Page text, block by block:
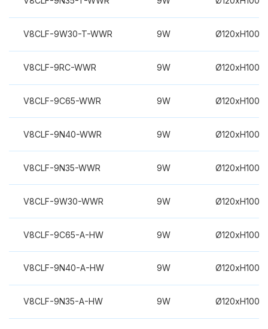
V8CLF-9W30-T-WWR 9W
V8CLF-9RC-WWR 9W
V8CLF-9C65-WWR 9W
V8CLF-9N40-WWR 9W
V8CLF-9N35-WWR 9W
V8CLF-9W30-WWR 9W
V8CLF-9C65-A-HW 9W
V8CLF-9N40-A-HW 9W
V8CLF-9N35-A-HW 9W